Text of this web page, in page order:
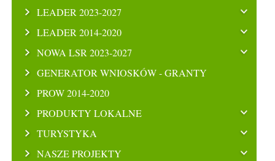
LEADER 2023-2027
LEADER 2014-2020
NOWA LSR 2023-2027
GENERATOR WNIOSKÓW - GRANTY
PROW 2014-2020
PRODUKTY LOKALNE
TURYSTYKA
NASZE PROJEKTY